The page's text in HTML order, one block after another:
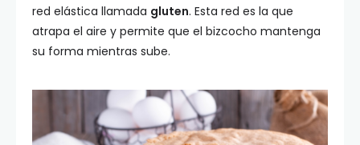
red elástica llamada gluten. Esta red es la que
atrapa el aire y permite que el bizcocho mantenga
su forma mientras sube.